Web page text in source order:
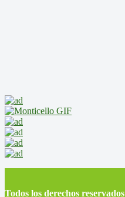
Todos los derechos reservados